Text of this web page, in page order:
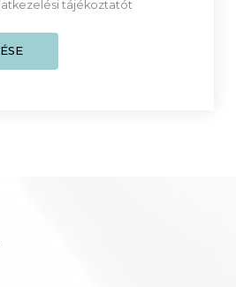
tájékoztatót